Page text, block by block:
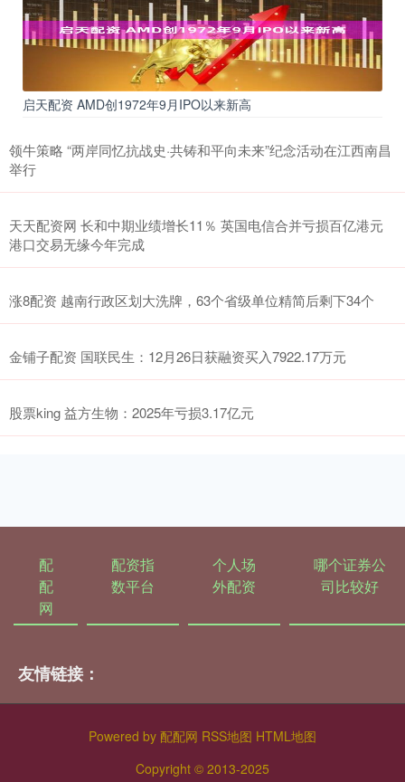
启天配资 AMD创1972年9月IPO以来新高
领牛策略 “两岸同忆抗战史·共铸和平向未来”纪念活动在江西南昌
举行
天天配资网 长和中期业绩增长11％ 英国电信合并亏损百亿港元
港口交易无缘今年完成
涨8配资 越南行政区划大洗牌，63个省级单位精简后剩下34个
金铺子配资 国联民生：12月26日获融资买入7922.17万元
股票king 益方生物：2025年亏损3.17亿元
配
配
网
配资指
数平台
个人场
外配资
哪个证券公
司比较好
友情链接：
Powered by 配配网 RSS地图 HTML地图
Copyright © 2013-2025